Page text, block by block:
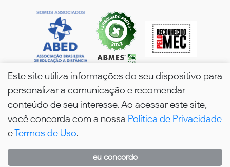
wPós - 2026. Todos os Direitos Reservados.
WhatsApp
Este site utiliza informações do seu dispositivo para
personalizar a comunicação e recomendar
conteúdo de seu interesse. Ao acessar este site,
você concorda com a nossa Política de Privacidade
eTermos de Uso.
eu concordo